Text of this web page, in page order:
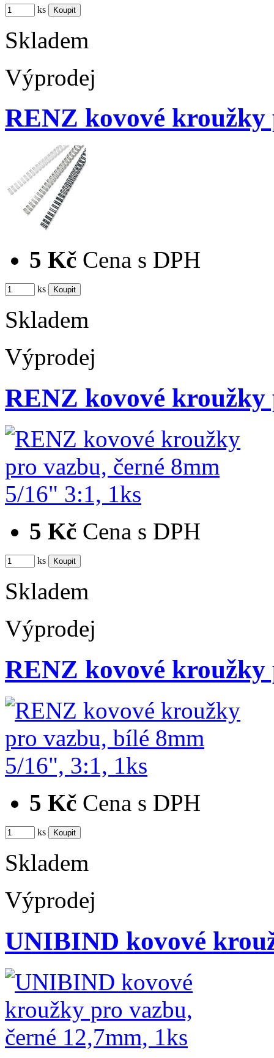
ks
Skladem
Výprodej
RENZ kovové
5 Kč Cena s DPH
ks
Skladem
Výprodej
RENZ kovové
5 Kč Cena s DPH
ks
Skladem
Výprodej
RENZ kovové
5 Kč Cena s DPH
ks
Skladem
Výprodej
UNIBIND kovové